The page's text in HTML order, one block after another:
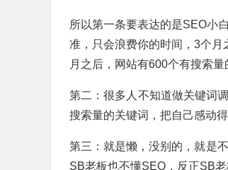
所以第一条要表达的是SEO小
准，只会浪费你的时间，3个
月之后，网站有600个有搜索
第二：很多人不知道做关键词
搜索量的关键词，把自己感动
第三：就是懒，没别的，就是
SB老板也不懂SEO，反正SB